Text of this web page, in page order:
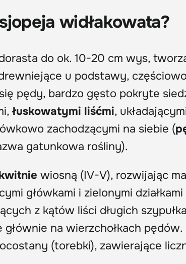
widłakowata?
do ok. 10-20 cm wys,
u podstawy,
pędy, bardzo gęsto pokryte
łuskowatymi liśćmi,
zachodzącymi na siebie (
gatunkowa rośliny).
wiosną (IV-V), rozwijając
główkami i zielonymi
z kątów liści długich
na wierzchołkach
(torebki), zawierające